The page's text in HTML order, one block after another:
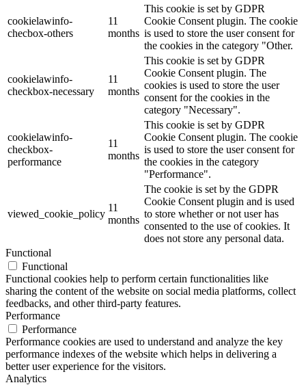
cookielawinfo-
checbox-others
11
months
This cookie is set by GDPR
Cookie Consent plugin. The cookie
is used to store the user consent for
the cookies in the category "Other.
cookielawinfo-
checkbox-necessary
11
months
This cookie is set by GDPR
Cookie Consent plugin. The
cookies is used to store the user
consent for the cookies in the
category "Necessary".
cookielawinfo-
checkbox-
performance
11
months
This cookie is set by GDPR
Cookie Consent plugin. The cookie
is used to store the user consent for
the cookies in the category
"Performance".
viewed_cookie_policy
11
months
The cookie is set by the GDPR
Cookie Consent plugin and is used
to store whether or not user has
consented to the use of cookies. It
does not store any personal data.
Functional
Functional
Functional cookies help to perform certain functionalities like
sharing the content of the website on social media platforms, collect
feedbacks, and other third-party features.
Performance
Performance
Performance cookies are used to understand and analyze the key
performance indexes of the website which helps in delivering a
better user experience for the visitors.
Analytics